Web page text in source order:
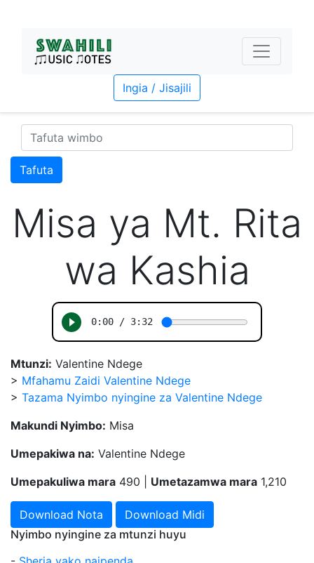
Ingia / Jisajili
Tafuta
Misa ya Mt. Rita
wa Kashia
Mtunzi: Valentine Ndege
> Mfahamu Zaidi Valentine Ndege
> Tazama Nyimbo nyingine za Valentine Ndege
Makundi Nyimbo: Misa
Umepakiwa na: Valentine Ndege
Umepakuliwa mara 490 | Umetazamwa mara 1,210
Download Nota
Download Midi
Nyimbo nyingine za mtunzi huyu